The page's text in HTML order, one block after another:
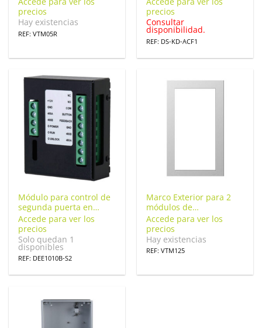
VTM05R
precios
Hay existencias
REF: VTM05R
precios
Consultar
disponibilidad.
REF: DS-KD-ACF1
Módulo para control de
segunda puerta en
Videoporteros Dahua
RS485 12Vdc. DEE1010B-
S2
Accede para ver los
precios
Solo quedan 1
disponibles
REF: DEE1010B-S2
Marco Exterior para 2
módulos de
Videoportero Dahua
para Serie VTO4202F-X.
VTM125
Accede para ver los
precios
Hay existencias
REF: VTM125